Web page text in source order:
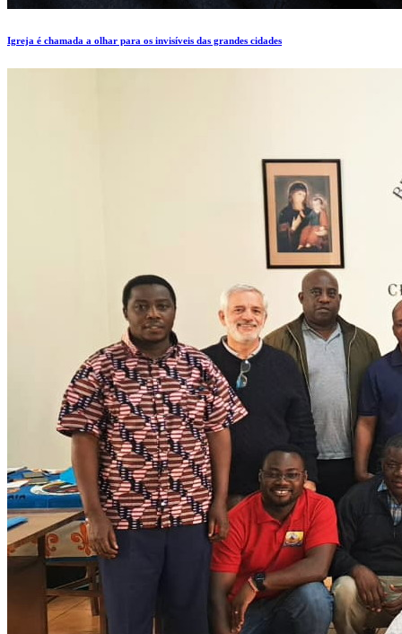
Igreja é chamada a olhar para os invisíveis das grandes cidades